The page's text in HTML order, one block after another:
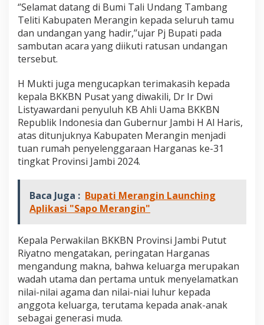
‘’Selamat datang di Bumi Tali Undang Tambang
Teliti Kabupaten Merangin kepada seluruh tamu
dan undangan yang hadir,’’ujar Pj Bupati pada
sambutan acara yang diikuti ratusan undangan
tersebut.
H Mukti juga mengucapkan terimakasih kepada
kepala BKKBN Pusat yang diwakili, Dr Ir Dwi
Listyawardani penyuluh KB Ahli Uama BKKBN
Republik Indonesia dan Gubernur Jambi H Al Haris,
atas ditunjuknya Kabupaten Merangin menjadi
tuan rumah penyelenggaraan Harganas ke-31
tingkat Provinsi Jambi 2024.
Baca Juga : Bupati Merangin Launching
Aplikasi "Sapo Merangin"
Kepala Perwakilan BKKBN Provinsi Jambi Putut
Riyatno mengatakan, peringatan Harganas
mengandung makna, bahwa keluarga merupakan
wadah utama dan pertama untuk menyelamatkan
nilai-nilai agama dan nilai-niai luhur kepada
anggota keluarga, terutama kepada anak-anak
sebagai generasi muda.